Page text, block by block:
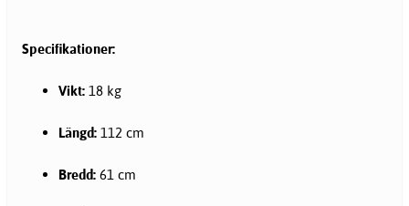
Specifikationer:
Vikt: 18 kg
Längd: 112 cm
Bredd: 61 cm